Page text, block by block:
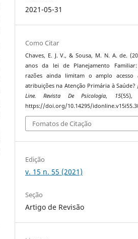
2021-05-31
Como Citar
Chaves, E. J. V., & Sousa, M. N. A. de.
anos da lei de Planejamento
razões ainda limitam o amplo acesso
atribuições na Atenção Primária à Saúde?
Line. Revista De Psicologia, 15(55),
https://doi.org/10.14295/
Fomatos de Citação
Edição
v. 15 n. 55 (2021)
Seção
Artigo de Revisão